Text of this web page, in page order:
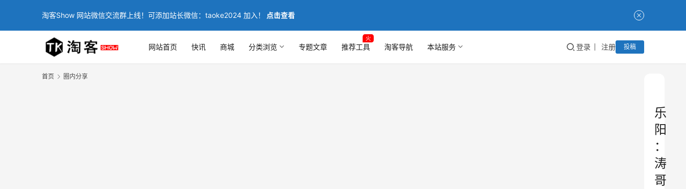
淘客Show 网站微信交流群上线！可添加站长微信：taoke2024 加入！ 点击查看
网站首页 快讯 商城 分类浏览 专题文章 推荐工具
火
淘客导航 本站服务 登录 注册 投稿
首页 圈内分享
乐
阳
：
涛
哥